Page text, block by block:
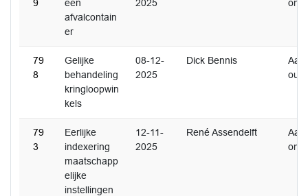
9
een
afvalcontain
er
2025
79
8
Gelijke
behandeling
kringloopwin
kels
08-12-
2025
Dick Bennis
79
3
Eerlijke
indexering
maatschapp
elijke
instellingen
12-11-
2025
René Assendelft